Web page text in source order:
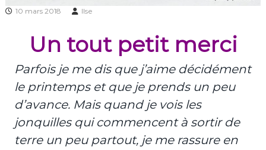
10 mars 2018 Ilse
Un tout petit merci
Parfois je me dis que j’aime décidément
le printemps et que je prends un peu
d’avance. Mais quand je vois les
jonquilles qui commencent à sortir de
terre un peu partout, je me rassure en